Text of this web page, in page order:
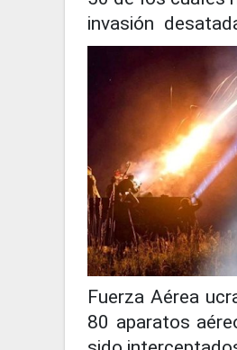
invasión
Fuerza Aérea
80 aparatos